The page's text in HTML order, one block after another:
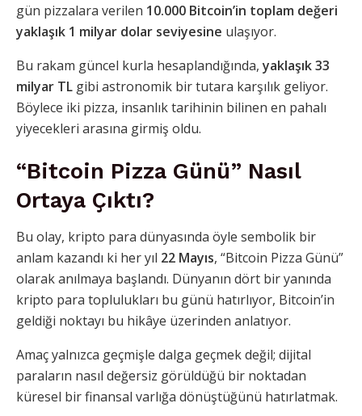
gün pizzalara verilen 10.000 Bitcoin’in toplam değeri
yaklaşık 1 milyar dolar seviyesine ulaşıyor.
Bu rakam güncel kurla hesaplandığında,yaklaşık 33
milyar TL gibi astronomik bir tutara karşılık geliyor.
Böylece iki pizza, insanlık tarihinin bilinen en pahalı
yiyecekleri arasına girmiş oldu.
“Bitcoin Pizza Günü” Nasıl
Ortaya Çıktı?
Bu olay, kripto para dünyasında öyle sembolik bir
anlam kazandı ki her yıl 22 Mayıs, “Bitcoin Pizza Günü”
olarak anılmaya başlandı. Dünyanın dört bir yanında
kripto para toplulukları bu günü hatırlıyor, Bitcoin’in
geldiği noktayı bu hikâye üzerinden anlatıyor.
Amaç yalnızca geçmişle dalga geçmek değil; dijital
paraların nasıl değersiz görüldüğü bir noktadan
küresel bir finansal varlığa dönüştüğünü hatırlatmak.